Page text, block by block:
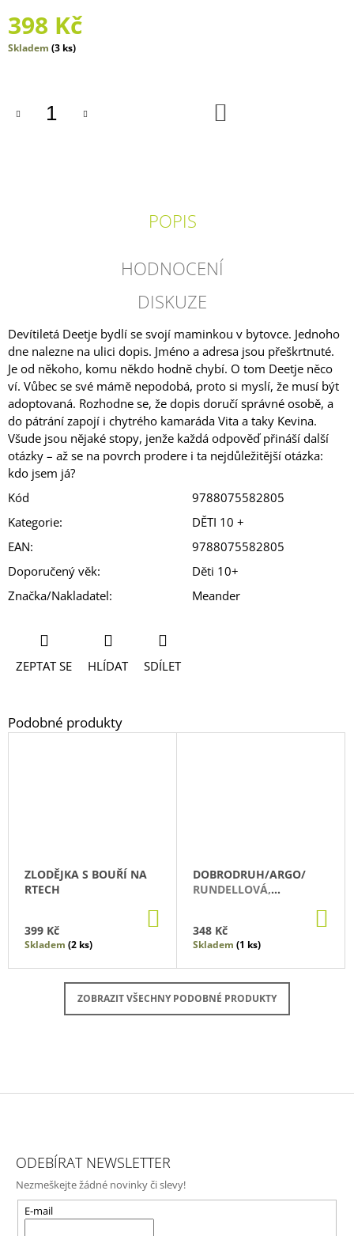
398 Kč
Měrná
Skladem (3 ks)
POPIS
HODNOCENÍ
DISKUZE
Devítiletá Deetje bydlí se svojí maminkou v bytovce. Jednoho
dne nalezne na ulici dopis. Jméno a adresa jsou přeškrtnuté.
Je od někoho, komu někdo hodně chybí. O tom Deetje něco
ví. Vůbec se své mámě nepodobá, proto si myslí, že musí být
adoptovaná. Rozhodne se, že dopis doručí správné osobě, a
do pátrání zapojí i chytrého kamaráda Vita a taky Kevina.
Všude jsou nějaké stopy, jenže každá odpověď přináší další
otázky – až se na povrch prodere i ta nejdůležitější otázka:
kdo jsem já?
Kód
9788075582805
Kategorie:
DĚTI 10 +
EAN:
9788075582805
Doporučený věk:
Děti 10+
Značka/Nakladatel: Meander
ZEPTAT SE HLÍDAT SDÍLET
ZLODĚJKA S BOUŘÍ NA
RTECH
399 Kč KOŠÍKU
Skladem (2 ks)
DOBRODRUH/ARGO/
RUNDELLOVÁ,
348 Kč
Skladem (1 ks)
ZOBRAZIT VŠECHNY PODOBNÉ PRODUKTY
J
E
M
370
ODEBÍRAT NEWSLETTER
Nezmeškejte žádné novinky či slevy!
E-mail